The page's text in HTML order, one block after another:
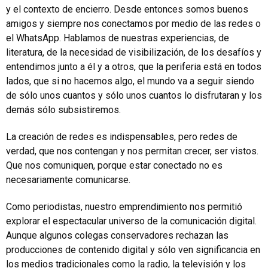
y el contexto de encierro. Desde entonces somos buenos
amigos y siempre nos conectamos por medio de las redes o
el WhatsApp. Hablamos de nuestras experiencias, de
literatura, de la necesidad de visibilización, de los desafíos y
entendimos junto a él y a otros, que la periferia está en todos
lados, que si no hacemos algo, el mundo va a seguir siendo
de sólo unos cuantos y sólo unos cuantos lo disfrutaran y los
demás sólo subsistiremos.
La creación de redes es indispensables, pero redes de
verdad, que nos contengan y nos permitan crecer, ser vistos.
Que nos comuniquen, porque estar conectado no es
necesariamente comunicarse.
Como periodistas, nuestro emprendimiento nos permitió
explorar el espectacular universo de la comunicación digital.
Aunque algunos colegas conservadores rechazan las
producciones de contenido digital y sólo ven significancia en
los medios tradicionales como la radio, la televisión y los